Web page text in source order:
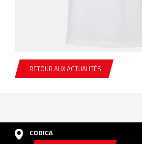
RETOUR AUX ACTUALITÉS
CODICA